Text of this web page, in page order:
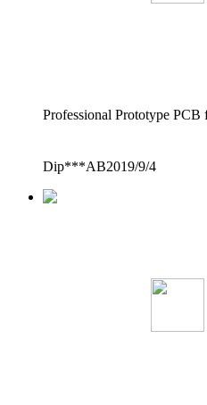
Professional Prototype
Dip***AB2019/9/4